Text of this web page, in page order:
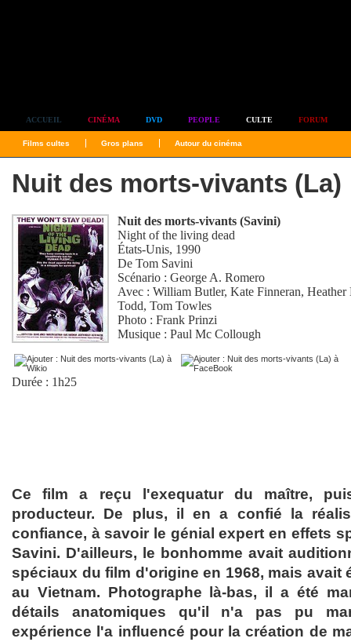
ACCUEIL CINÉMA DVD PEOPLE CULTE FORUM
Films cultes Gros plans Autour du cinéma
Nuit des morts-vivants (La)
Nuit des morts-vivants (Savini)
Night of the living dead
États-Unis, 1990
DeTom Savini
Scénario :George A. Romero
Avec :William Butler,Kate Finneran,Heather
Todd,Tom Towles
Photo :Frank Prinzi
Musique :Paul Mc Collough
Durée : 1h25
Ce film a reçu l'exequatur du maître,
producteur. De plus, il en a confié la
confiance, à savoir le génial expert en effets
Savini. D'ailleurs, le bonhomme avait
spéciaux du film d'origine en 1968, mais avait
au Vietnam. Photographe là-bas, il a été
détails anatomiques qu'il n'a pas pu
expérience l'a influencé pour la création de